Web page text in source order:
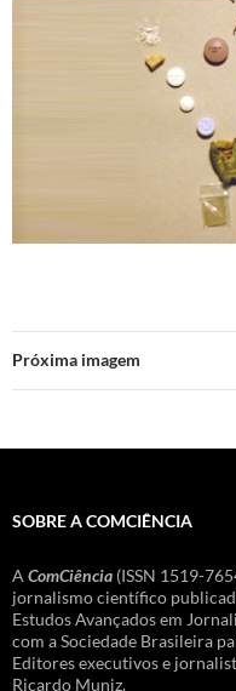
Próxima imagem
SOBRE A COMCIÊNCIA
A ComCiência (ISSN 1519-
jornalismo científico
Estudos Avançados em
com a Sociedade Brasileira
Editores executivos e
Ricardo Muniz.